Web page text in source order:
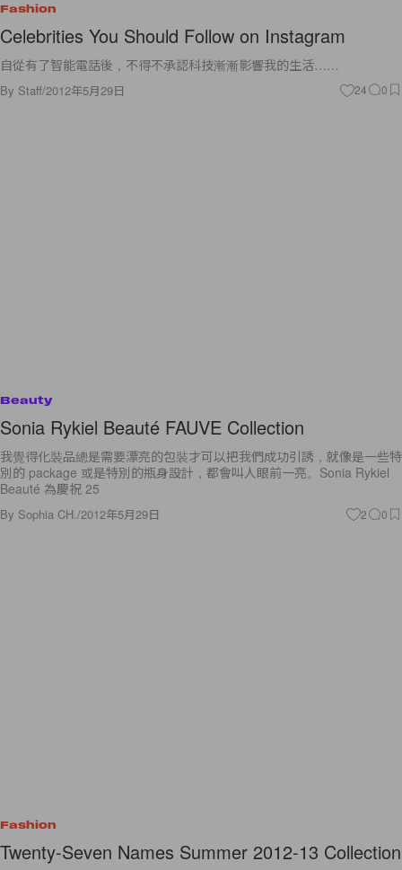
Fashion
Celebrities You Should Follow on Instagram
自從有了智能電話後，不得不承認科技漸漸影響我的生活……
By Staff/2012年5月29日 24 0
Beauty
Sonia Rykiel Beauté FAUVE Collection
我覺得化裝品總是需要漂亮的包裝才可以把我們成功引誘，就像是一些特
別的 package 或是特別的瓶身設計，都會叫人眼前一亮。Sonia Rykiel
Beauté 為慶祝 25
By Sophia CH./2012年5月29日 2 0
Fashion
Twenty-Seven Names Summer 2012-13 Collection